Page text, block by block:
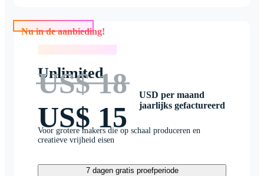
Nu in de aanbieding!
Unlimited
US$ 18
US$ 15
USD per maand
jaarlijks gefactureerd
Voor grotere makers die op schaal produceren en
creatieve vrijheid eisen
7 dagen gratis proefperiode